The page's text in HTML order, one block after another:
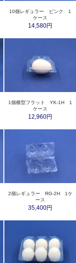
10個レギュラー ピンク 1
ケース
14,580円
1個横型フラット YK-1H 1
ケース
12,960円
2個レギュラー RG-2H 1ケ
ース
35,400円